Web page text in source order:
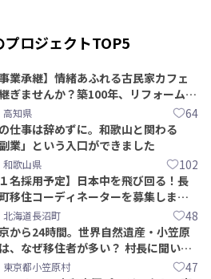
プロジェクトTOP5
事業承継】情緒あふれる古民家カフェ
ぎませんか？築100年、リフォームか
10年！
高知県 64
仕事は辞めずに。和歌山と関わる
副業」という入口ができました
和歌山県 102
１名採用予定】日本中を飛び回る！長
移住コーディネーターを募集しま
北海道長沼町 48
から24時間。世界自然遺産・小笠原
、なぜ移住者が多い？ 村長に聞いて
東京都小笠原村 47